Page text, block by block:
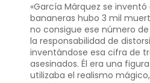
«García Márquez se inventó
bananeras hubo 3 mil
no consigue ese número
la responsabilidad de
inventándose esa cifra de
asesinados. Él era una
utilizaba el realismo